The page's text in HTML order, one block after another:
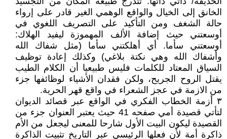
الخانق إلى الخيال والواقع الوهمي الغير قادر على إرواء
حالة الشغف ومن التأكيد على التصريف اللغوي في
أوسعتني حيث إضافة الألف المهموزة ليفيد الهلاك:
أوسعتني سأما. أي أهلكتني سأما (مثل شفاك الله
وأشفاك الله وهي نكتة بلاغي) وكذلك إعادة توظيف
السياق المعتاد للكلمات فليس طبيعيا أن الكلام الطيب
يقتل الروح الجريح، ولكن فقدان الأشياء لوظائفها جزء
من الازمة في عجز الشعراء في واقع قهر الحرية.
٣ أزمة الخطاب الفكري في الواقع عبر قصائد الديوان
لتأتي قصيدة أمي صفحه 41 حيث يعتبر العنوان جزء من
القصيدة ليكون البيت الأول شارحا للمعنى ليجعل من الأم
ذاكرة أمة لأن فعلها الرئيسي عبر التاريخ تثبيت الذاكرة